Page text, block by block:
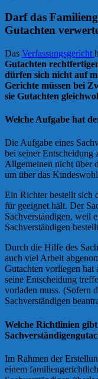
Darf das
Gutachten
Das Verfassungsgericht
Gutachten
dürfen sich nicht auf
Gerichte müssen bei
sie Gutachten
Welche Aufgabe hat
Die Aufgabe eines
bei seiner Entscheidung
Allgemeinen nicht über
um über das
Ein Richter bestellt sich
für geeignet hält. Der
Sachverständigen, weil
Sachverständigen
Durch die Hilfe des
auch viel Arbeit
Gutachten vorliegen hat
seine Entscheidung
vorladen muss. (Sofern
Sachverständigen
Welche Richtlinien
Im Rahmen der
einem